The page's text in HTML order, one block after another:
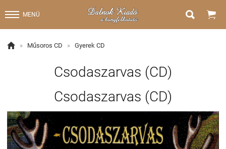
MENÜ  
 » Műsoros CD » Gyerek CD
Csodaszarvas (CD)
Csodaszarvas (CD)